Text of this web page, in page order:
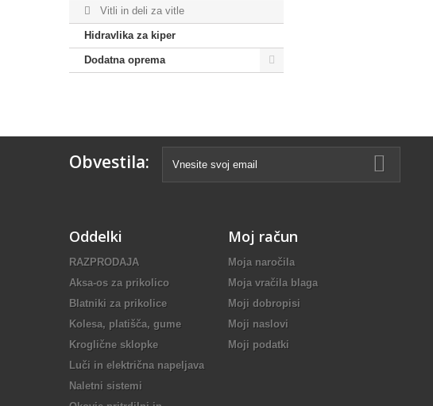
Vitli in deli za vitle
Hidravlika za kiper
Dodatna oprema
Obvestila:
Oddelki
RAZPRODAJA
Aksa-os za prikolico
Blatniki za prikolice
Kolesa, platišča, gume
Kroglične sklopke
Luči in električna napeljava
Naletni sistemi
Moj račun
Moja naročila
Moja vračila blaga
Moji dobropisi
Moji naslovi
Moji podatki